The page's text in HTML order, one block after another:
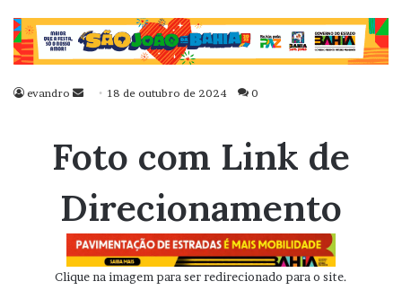
evandro
Mande
mail
18 de outubro de 2024 0
Foto com Link de
Direcionamento
Clique na imagem para ser redirecionado para o site.